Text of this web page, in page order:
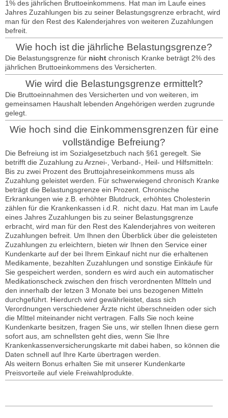
1% des jährlichen Bruttoeinkommens. Hat man im Laufe eines
Jahres Zuzahlungen bis zu seiner Belastungsgrenze erbracht, wird
man für den Rest des Kalenderjahres von weiteren Zuzahlungen
befreit.
Wie hoch ist die jährliche Belastungsgrenze?
Die Belastungsgrenze für nicht chronisch Kranke beträgt 2% des
jährlichen Bruttoeinkommens des Versicherten.
Wie wird die Belastungsgrenze ermittelt?
Die Bruttoeinnahmen des Versicherten und von weiteren, im
gemeinsamen Haushalt lebenden Angehörigen werden zugrunde
gelegt.
Wie hoch sind die Einkommensgrenzen für eine
vollständige Befreiung?
Die Befreiung ist im Sozialgesetzbuch nach §61 geregelt. Sie
betrifft die Zuzahlung zu Arznei-, Verband-, Heil- und Hilfsmitteln:
Bis zu zwei Prozent des Bruttojahreseinkommens muss als
Zuzahlung geleistet werden. Für schwerwiegend chronisch Kranke
beträgt die Belastungsgrenze ein Prozent. Chronische
Erkrankungen wie z.B. erhöhter Blutdruck, erhöhtes Cholesterin
zählen für die Krankenkassen i.d.R. nicht dazu. Hat man im Laufe
eines Jahres Zuzahlungen bis zu seiner Belastungsgrenze
erbracht, wird man für den Rest des Kalenderjahres von weiteren
Zuzahlungen befreit. Um Ihnen den Überblick über die geleisteten
Zuzahlungen zu erleichtern, bieten wir Ihnen den Service einer
Kundenkarte auf der bei Ihrem Einkauf nicht nur die erhaltenen
Medikamente, bezahlten Zuzahlungen und sonstige Einkäufe für
Sie gespeichert werden, sondern es wird auch ein automatischer
Medikationscheck zwischen den frisch verordnenten MItteln und
den innerhalb der letzen 3 Monate bei uns bezogenen Mitteln
durchgeführt. Hierdurch wird gewährleistet, dass sich
Verordnungen verschiedener Ärzte nicht überschneiden oder sich
die MIttel miteinander nicht vertragen. Falls Sie noch keine
Kundenkarte besitzen, fragen Sie uns, wir stellen Ihnen diese gern
sofort aus, am schnellsten geht dies, wenn Sie Ihre
Krankenkassenversicherungskarte mit dabei haben, so können die
Daten schnell auf Ihre Karte übertragen werden.
Als weitern Bonus erhalten Sie mit unserer Kundenkarte
Preisvorteile auf viele Freiwahlprodukte.